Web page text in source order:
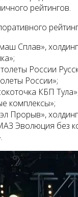
рейтингов.
Сплав», холдинг
России
России»;
КБП
комплексы»;
Прорыв»,
Эволюция без